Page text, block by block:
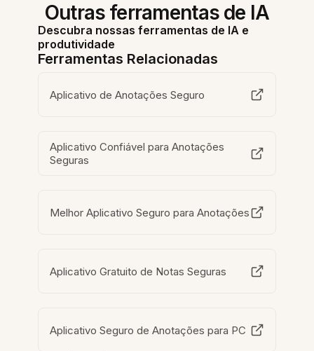
Outras ferramentas de IA
Descubra nossas ferramentas de IA e
produtividade
Ferramentas Relacionadas
Aplicativo de Anotações Seguro
Aplicativo Confiável para Anotações
Seguras
Melhor Aplicativo Seguro para Anotações
Aplicativo Gratuito de Notas Seguras
Aplicativo Seguro de Anotações para PC